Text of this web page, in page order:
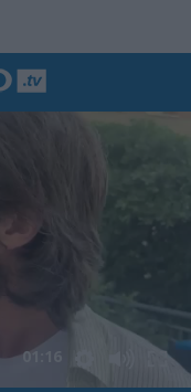
01:16